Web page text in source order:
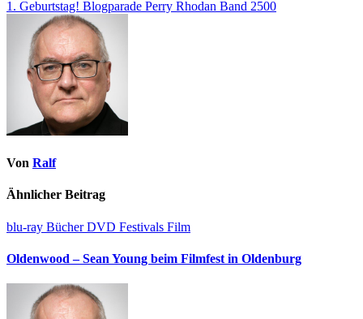
1. Geburtstag! Blogparade Perry Rhodan Band 2500
Von Ralf
Ähnlicher Beitrag
blu-ray BücherDVD Festivals Film
Oldenwood – Sean Young beim Filmfest in Oldenburg